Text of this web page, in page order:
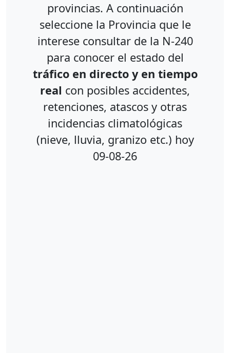
provincias. A continuación
seleccione la Provincia que le
interese consultar de la N-240
para conocer el estado del
tráfico en directo y en tiempo
real con posibles accidentes,
retenciones, atascos y otras
incidencias climatológicas
(nieve, lluvia, granizo etc.) hoy
09-08-26